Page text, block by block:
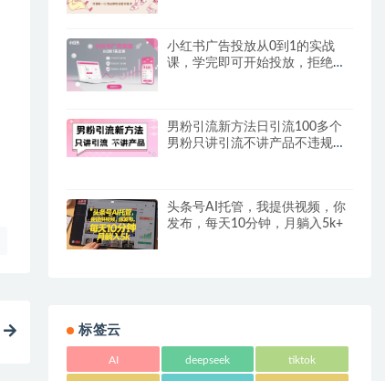
小红书广告投放从0到1的实战
课，学完即可开始投放，拒绝无
男粉引流新方法日引流100多个
男粉只讲引流不讲产品不违规不
头条号AI托管，我提供视频，你
发布，每天10分钟，月躺入5k+
标签云
AI deepseek tiktok